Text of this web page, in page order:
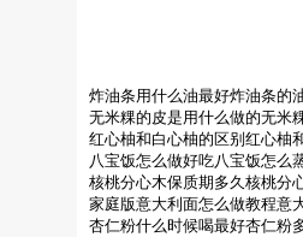
炸油条用什么油最好炸油条的
无米粿的皮是用什么做的无米
红心柚和白心柚的区别红心柚
八宝饭怎么做好吃八宝饭怎么
核桃分心木保质期多久核桃分
家庭版意大利面怎么做教程意
杏仁粉什么时候喝最好杏仁粉